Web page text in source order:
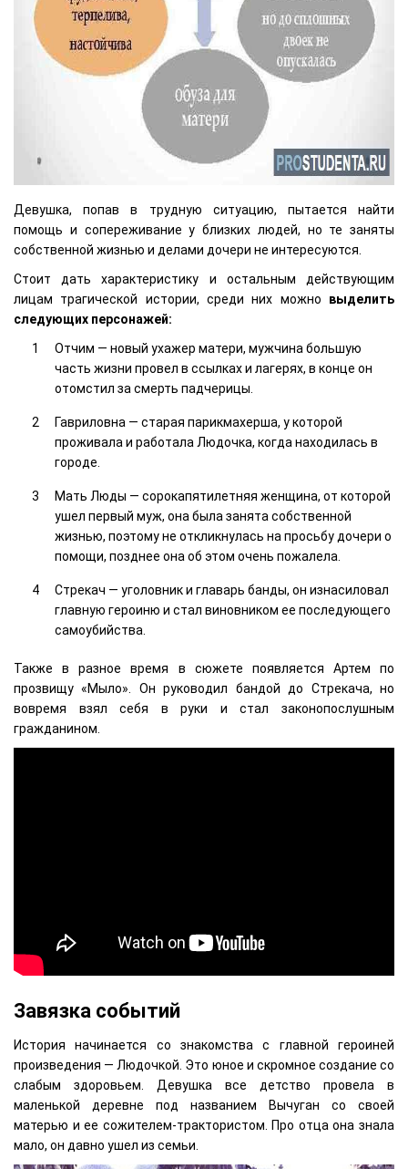
Девушка, попав в трудную ситуацию, пытается найти
помощь и сопереживание у близких людей, но те заняты
собственной жизнью и делами дочери не интересуются.
Стоит дать характеристику и остальным действующим
лицам трагической истории, среди них можно выделить
следующих персонажей:
Отчим — новый ухажер матери, мужчина большую
часть жизни провел в ссылках и лагерях, в конце он
отомстил за смерть падчерицы.
Гавриловна — старая парикмахерша, у которой
проживала и работала Людочка, когда находилась в
городе.
Мать Люды — сорокапятилетняя женщина, от которой
ушел первый муж, она была занята собственной
жизнью, поэтому не откликнулась на просьбу дочери о
помощи, позднее она об этом очень пожалела.
Стрекач — уголовник и главарь банды, он изнасиловал
главную героиню и стал виновником ее последующего
самоубийства.
Также в разное время в сюжете появляется Артем по
прозвищу «Мыло». Он руководил бандой до Стрекача, но
вовремя взял себя в руки и стал законопослушным
гражданином.
Завязка событий
История начинается со знакомства с главной героиней
произведения — Людочкой. Это юное и скромное создание со
слабым здоровьем. Девушка все детство провела в
маленькой деревне под названием Вычуган со своей
матерью и ее сожителем-трактористом. Про отца она знала
мало, он давно ушел из семьи.